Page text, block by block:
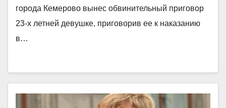
города Кемерово вынес обвинительный приговор
23-х летней девушке, приговорив ее к наказанию
в…